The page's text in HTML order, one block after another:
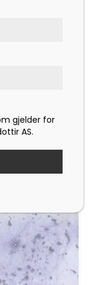
gjelder for
AS.